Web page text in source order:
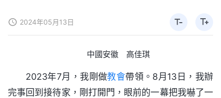
2024年05月13日
中國安徽 高佳琪
2023年7月，我剛做教會帶領。8月13日，我辦
完事回到接待家，剛打開門，眼前的一幕把我嚇了一